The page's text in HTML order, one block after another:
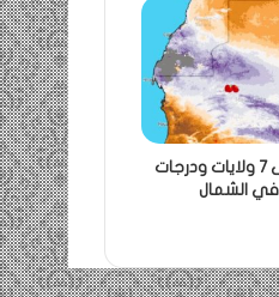
أمطار مرتقبة على 7 ولايات ودرجات